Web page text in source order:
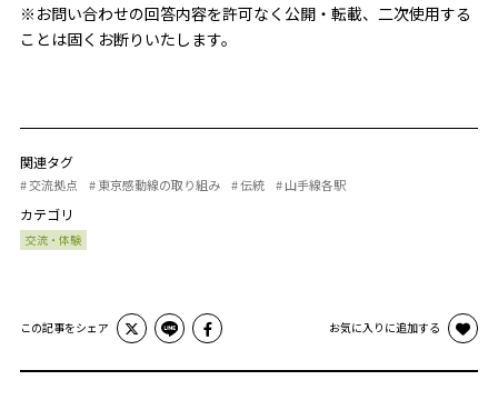
※お問い合わせの回答内容を許可なく公開・転載、二次使用する
ことは固くお断りいたします。
関連タグ
# 交流拠点 # 東京感動線の取り組み # 伝統 # 山手線各駅
カテゴリ
交流・体験
この記事をシェア お気に入りに追加する